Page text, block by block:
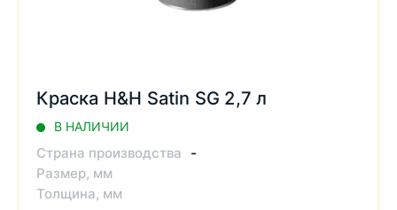
Краска H&H Satin SG 2,7 л
В НАЛИЧИИ
Страна производства
-
Размер, мм
Толщина, мм